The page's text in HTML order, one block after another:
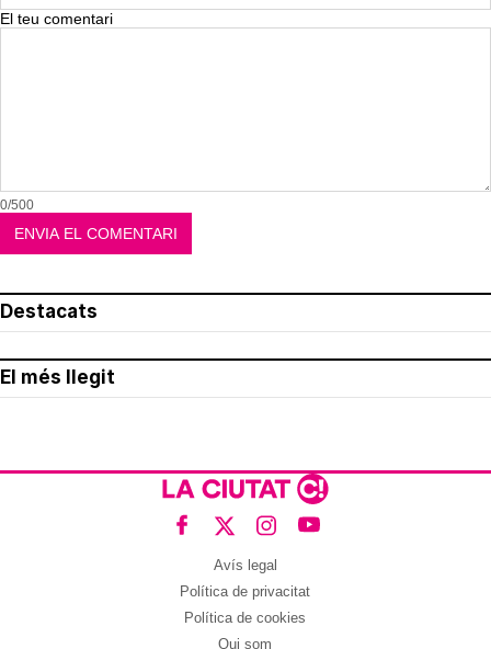
El teu comentari
0/500
Destacats
El més llegit
Avís legal
Política de privacitat
Política de cookies
Qui som